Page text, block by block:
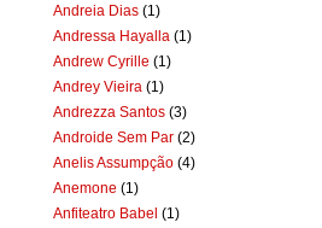
Andreia Dias (1)
Andressa Hayalla (1)
Andrew Cyrille (1)
Andrey Vieira (1)
Andrezza Santos (3)
Androide Sem Par (2)
Anelis Assumpção (4)
Anemone (1)
Anfiteatro Babel (1)